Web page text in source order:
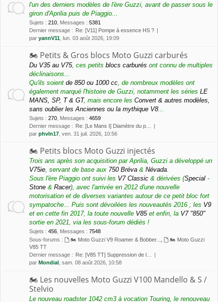
l'un des derniers modèles de l'ère Guzzi, avant de passer sous le
giron d'Aprilia puis de Piaggio...
Sujets : 210 Messages : 5381
Dernier message : Re: [V11] Pompe à essence HS ?
par yannV11 , lun. 03 août 2026, 19:09
🏍 Petits & Gros blocs Moto Guzzi carburés
Du V35 au V75, ces petits blocs carburés ont connu de multiples
déclinaisons...
Qu'ils soient de 850 ou 1000 cc , de nombreux modèles ont
également marqué l'histoire de Guzzi, notamment les séries LE
MANS, SP, T & GT, mais encore les Convert & autres modèles,
sans oublier les Anciennes ou la mythique V8...
Sujets : 270 Messages : 4659
Dernier message : Re: [Le Mans I] Diamètre du p…
par phvln17 , ven. 31 juil. 2026, 10:56
🏍 Petits blocs Moto Guzzi injectés
Trois ans après son acquisition par Aprilia, Guzzi a développé un
V75ie , servant de base aux 750 Bréva & Névada
Sous l'ère Piaggio ont suivi les V7 Classic & dérivées (Special -
Stone & Racer), avec l'arrivée en 2012 d'une nouvelle
motorisation et de diverses variantes autour de ce petit bloc fort
sympatoche... Puis sont dévoilées les nouveautés 2016 ; les V9
et en cette fin 2017, la toute nouvelle V85et enfin, la V7 "850"
sortie en 2021, via les sous-forum dédiés !
Sujets : 456 Messages : 7548
Sous-forums :
🏍 Moto Guzzi V9 Roamer & Bobber...
🏍 Moto Guzzi
V85 TT
Dernier message : Re: [V85 TT] Suppression de l…
par Mondial , sam. 08 août 2026, 10:58
🏍 Les nouvelles Moto Guzzi V100 Mandello & S /
Stelvio
Le nouveau roadster 1042 cm3 à vocation Touring, le renouveau